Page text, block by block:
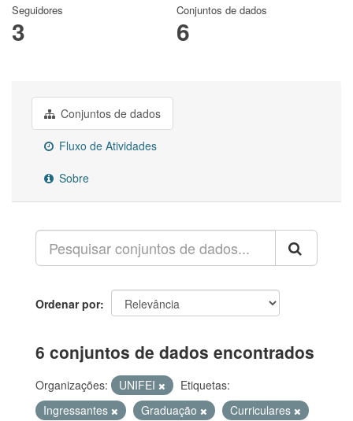
Seguidores
3
Conjuntos de dados
6
Conjuntos de dados
Fluxo de Atividades
Sobre
Ordenar por
6 conjuntos de dados encontrados
Organizações: UNIFEI
Etiquetas:
Ingressantes
Graduação
Curriculares